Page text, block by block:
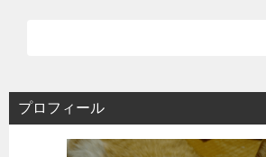
プロフィール